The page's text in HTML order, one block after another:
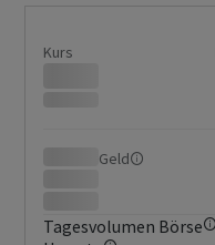
Kurs
Geld
Tagesvolumen Börse